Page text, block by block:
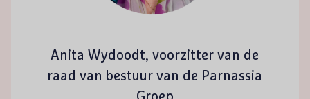
Anita Wydoodt, voorzitter van de
raad van bestuur van de Parnassia